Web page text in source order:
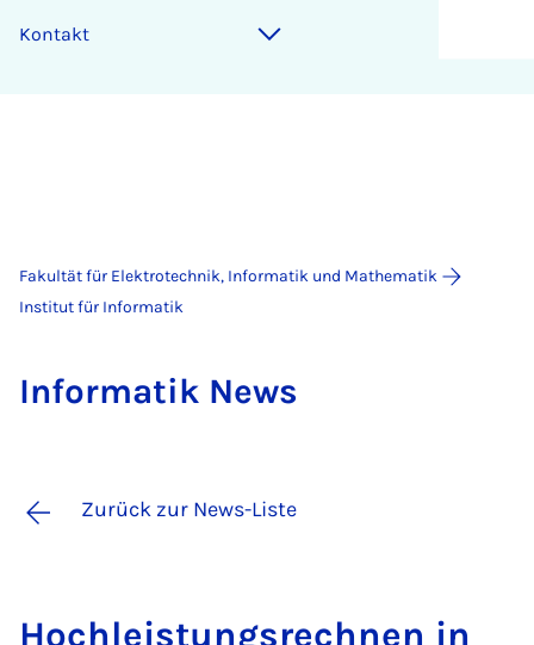
Kontakt
Fakultät für Elektrotechnik, Informatik und Mathematik
Institut für Informatik
In­for­ma­tik News
Zurück zur News-Liste
Hoch­leis­tungs­rech­nen in